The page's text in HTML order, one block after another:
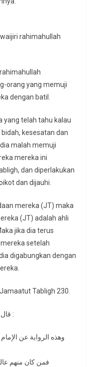
rahimahullah
orang yang memuji
dengan batil.
yang telah tahu kalau
kesesatan dan
malah memuji
mereka ini
dan diperlakukan
dan dijauhi.
mereka (JT) maka
(JT) adalah ahli
jika dia terus
setelah
digabungkan dengan
Tabligh 230.
قال العلامة الشيخ حمود التويجري رحمه الله :
فمن كان منهم